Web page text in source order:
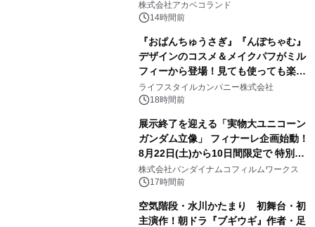
株式会社アカベコランド
14時間前
『おぱんちゅうさぎ』『んぽちゃむ』
デザインのコスメ＆メイクパフがミル
フィーから登場！見ても使っても楽し
い、ポップでキュートなコレクショ
ン。
ライフスタイルカンパニー株式会社
18時間前
展示終了を迎える「実物大ユニコーン
ガンダム立像」 フィナーレ企画始動！
8月22日(土)から10日間限定で 特別映
像『UNICORN GUNDAM Statue ―
BEYOND POSSIBILITY ―』を上映！
株式会社バンダイナムコフィルムワークス
17時間前
空気階段・水川かたまり 初舞台・初
主演作！朝ドラ『ブギウギ』作者・足